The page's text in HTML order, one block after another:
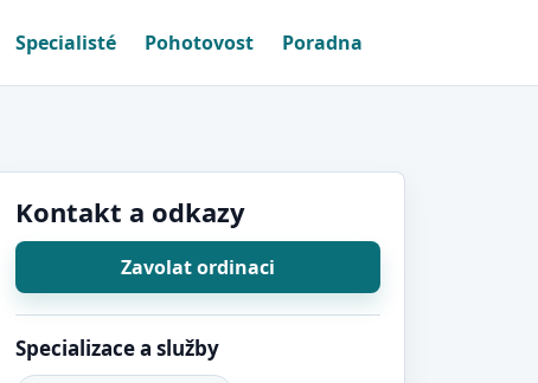
Specialisté Pohotovost Poradna
Kontakt a odkazy
Zavolat ordinaci
Specializace a služby